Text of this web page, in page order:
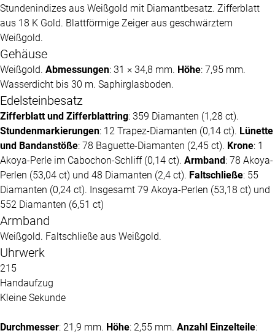
Stundenindizes aus Weißgold mit Diamantbesatz. Zifferblatt
aus 18 K Gold. Blattförmige Zeiger aus geschwärztem
Weißgold.
Gehäuse
Weißgold. Abmessungen: 31 × 34,8 mm. Höhe: 7,95 mm.
Wasserdicht bis 30 m. Saphirglasboden.
Edelsteinbesatz
Zifferblatt und Zifferblattring: 359 Diamanten (1,28 ct).
Stundenmarkierungen: 12 Trapez-Diamanten (0,14 ct). Lünette
und Bandanstöße: 78 Baguette-Diamanten (2,45 ct). Krone: 1
Akoya-Perle im Cabochon-Schliff (0,14 ct). Armband: 78 Akoya-
Perlen (53,04 ct) und 48 Diamanten (2,4 ct). Faltschließe: 55
Diamanten (0,24 ct). Insgesamt 79 Akoya-Perlen (53,18 ct) und
552 Diamanten (6,51 ct)
Armband
Weißgold. Faltschließe aus Weißgold.
Uhrwerk
215
Handaufzug
Kleine Sekunde
Durchmesser: 21,9 mm. Höhe: 2,55 mm. Anzahl Einzelteile: